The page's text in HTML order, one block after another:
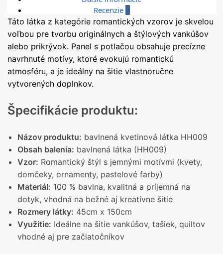
Recenzie 0
Táto látka z kategórie romantických vzorov je skvelou
voľbou pre tvorbu originálnych a štýlových vankúšov
alebo prikrývok. Panel s potlačou obsahuje precízne
navrhnuté motívy, ktoré evokujú romantickú
atmosféru, a je ideálny na šitie vlastnoručne
vytvorených doplnkov.
Špecifikácie produktu:
Názov produktu: bavlnená kvetinová látka HH009
Obsah balenia: bavlnená látka (HH009)
Vzor: Romantický štýl s jemnými motívmi (kvety,
domčeky, ornamenty, pastelové farby)
Materiál: 100 % bavlna, kvalitná a príjemná na
dotyk, vhodná na bežné aj kreatívne šitie
Rozmery látky: 45cm x 150cm
Využitie: Ideálne na šitie vankúšov, tašiek, quiltov
vhodné aj pre začiatočníkov